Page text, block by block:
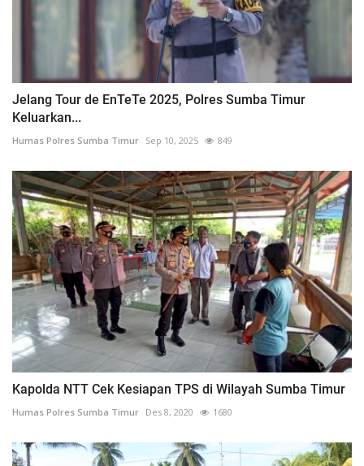
Jelang Tour de EnTeTe 2025, Polres Sumba Timur
Keluarkan...
Humas Polres Sumba Timur Sep 10, 2025 849
Kapolda NTT Cek Kesiapan TPS di Wilayah Sumba Timur
Humas Polres Sumba Timur Des 8, 2020 1680